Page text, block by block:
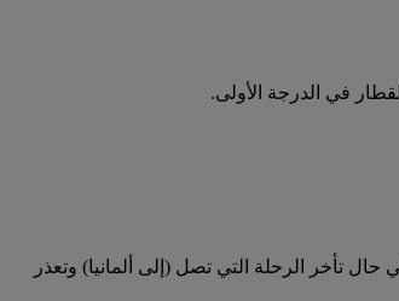
في الدرجة الأولى.
تأخر الرحلة التي تصل (إلى ألمانيا) وتعذر